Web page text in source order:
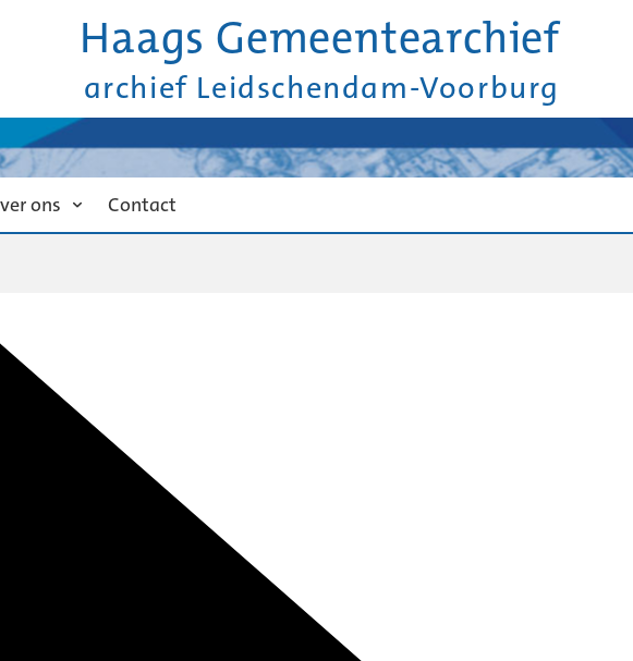
Haags Gemeentearchief
archief Leidschendam-Voorburg
ons Contact